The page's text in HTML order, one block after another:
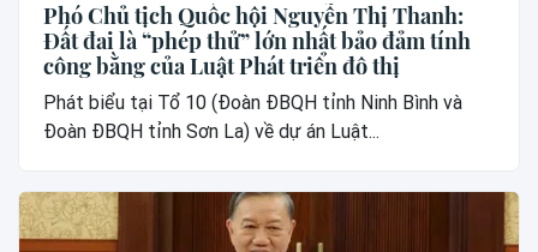
Phó Chủ tịch Quốc hội Nguyễn Thị Thanh:
Đất đai là “phép thử” lớn nhất bảo đảm tính
công bằng của Luật Phát triển đô thị
Phát biểu tại Tổ 10 (Đoàn ĐBQH tỉnh Ninh Bình và
Đoàn ĐBQH tỉnh Sơn La) về dự án Luật...